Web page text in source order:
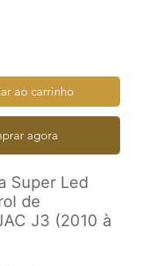
ao carrinho
agora
Super Led
de
J3 (2010 à